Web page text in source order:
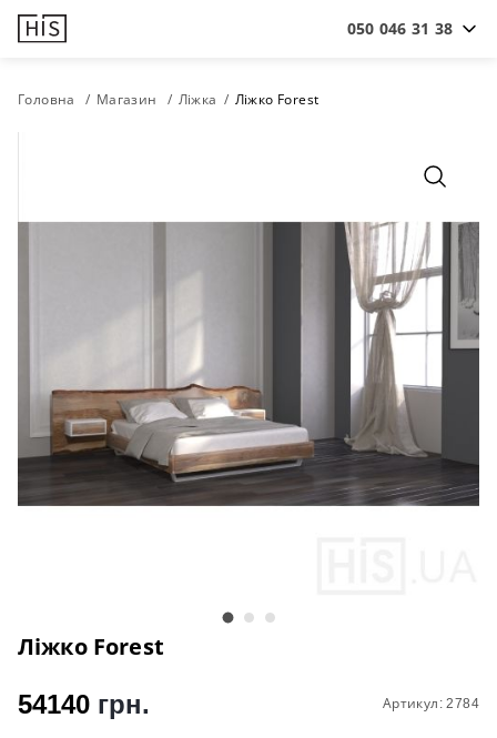
050 046 31 38
Головна Магазин Ліжка Ліжко Forest
Ліжко Forest
Артикул: 2784
54140 грн.